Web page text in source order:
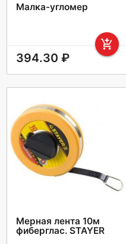
Малка-угломер
add_shopping_cart
394.30 ₽
Мерная лента 10м
фиберглас. STAYER